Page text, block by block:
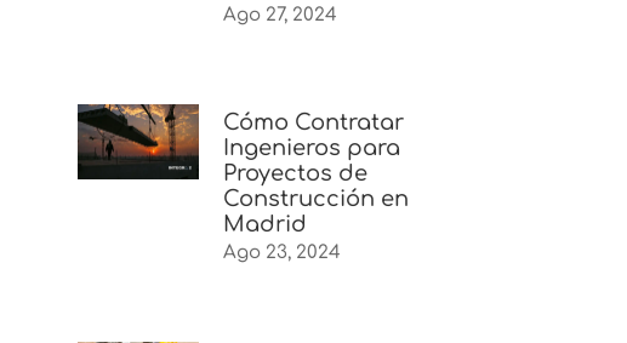
Ago 27, 2024
Cómo Contratar
Ingenieros para
Proyectos de
Construcción en
Madrid
Ago 23, 2024